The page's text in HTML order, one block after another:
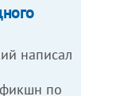
написал
по